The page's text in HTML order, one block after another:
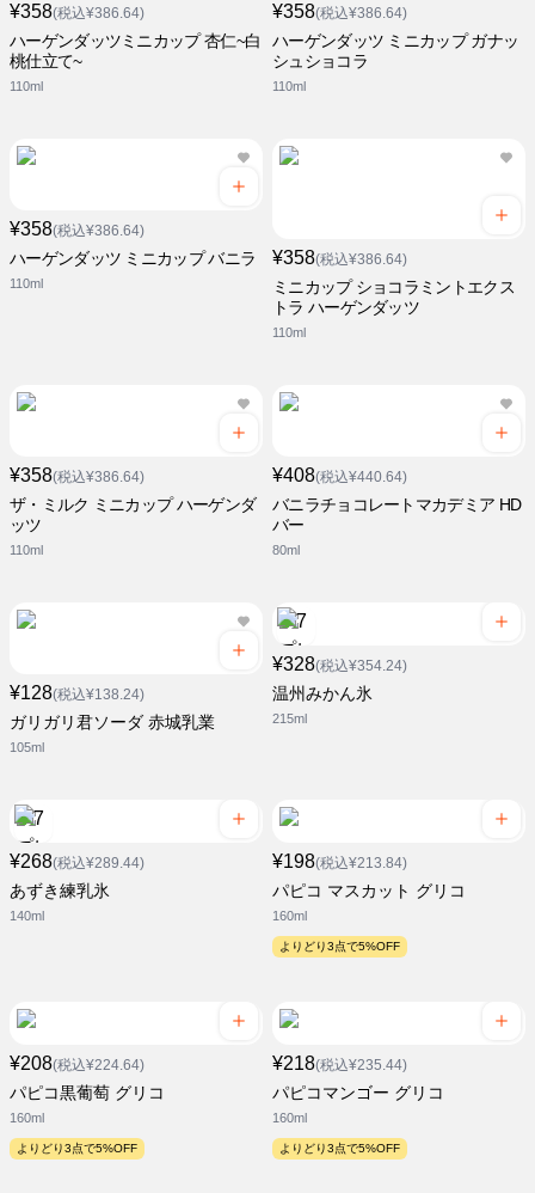
¥358(税込¥386.64)
ハーゲンダッツミニカップ 杏仁~白
桃仕立て~
110ml
¥358(税込¥386.64)
ハーゲンダッツ ミニカップ ガナッ
シュショコラ
110ml
¥358(税込¥386.64)
ハーゲンダッツ ミニカップ バニラ
110ml
¥358(税込¥386.64)
ミニカップ ショコラミントエクス
トラ ハーゲンダッツ
110ml
¥358(税込¥386.64)
ザ・ミルク ミニカップ ハーゲンダ
ッツ
110ml
¥408(税込¥440.64)
バニラチョコレートマカデミア HD
バー
80ml
¥128(税込¥138.24)
ガリガリ君ソーダ 赤城乳業
105ml
¥328(税込¥354.24)
温州みかん氷
215ml
¥268(税込¥289.44)
あずき練乳氷
140ml
¥198(税込¥213.84)
パピコ マスカット グリコ
160ml
よりどり3点で5%OFF
¥208(税込¥224.64)
パピコ黒葡萄 グリコ
160ml
よりどり3点で5%OFF
¥218(税込¥235.44)
パピコマンゴー グリコ
160ml
よりどり3点で5%OFF